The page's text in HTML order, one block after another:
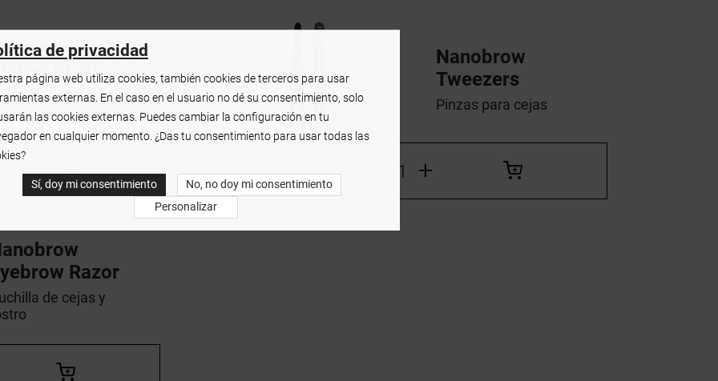
Brush
para peinar
cejas
Nanobrow
Tweezers
Pinzas para cejas
US$ 8 +
Razor
de cejas y
de privacidad
página web utiliza cookies, también cookies de terceros para usar
externas. En el caso en el usuario no dé su consentimiento, solo
las cookies externas. Puedes cambiar la configuración en tu
en cualquier momento. ¿Das tu consentimiento para usar todas las
Sí, doy mi consentimiento
No, no doy mi consentimiento
Personalizar